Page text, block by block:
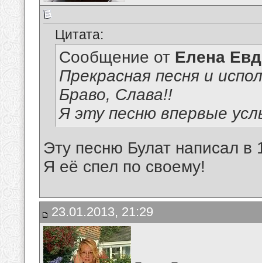
Цитата:
Сообщение от Елена
Прекрасная песня и
Браво, Слава!!
Я эту песню впервые
Эту песню Булат написал в
Я её спел по своему!
23.01.2013, 21:29